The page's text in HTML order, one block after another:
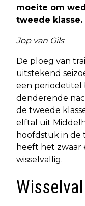
moeite om
tweede klasse.
Jop van Gils
De ploeg van
uitstekend
een periodetitel
denderende
de tweede
elftal uit
hoofdstuk in de
heeft het zwaar
wisselvallig.